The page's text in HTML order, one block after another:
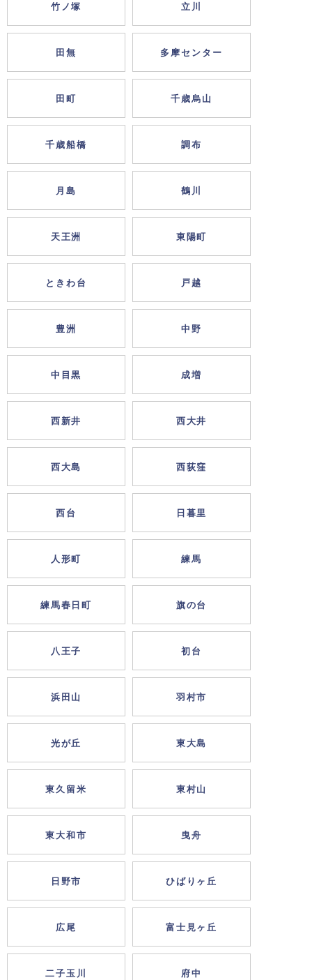
竹ノ塚 立川
田無 多摩センター
田町 千歳烏山
千歳船橋 調布
月島 鶴川
天王洲 東陽町
ときわ台 戸越
豊洲 中野
中目黒 成増
西新井 西大井
西大島 西荻窪
西台 日暮里
人形町 練馬
練馬春日町 旗の台
八王子 初台
浜田山 羽村市
光が丘 東大島
東久留米 東村山
東大和市 曳舟
日野市 ひばりヶ丘
広尾 富士見ヶ丘
二子玉川 府中